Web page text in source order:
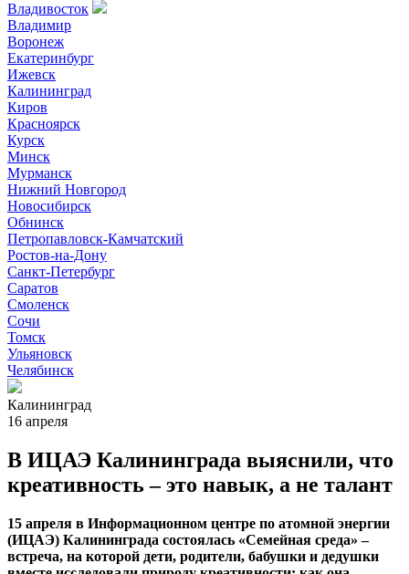
Владивосток
Владимир
Воронеж
Екатеринбург
Ижевск
Калининград
Киров
Красноярск
Курск
Минск
Мурманск
Нижний Новгород
Новосибирск
Обнинск
Петропавловск-Камчатский
Ростов-на-Дону
Санкт-Петербург
Саратов
Смоленск
Сочи
Томск
Ульяновск
Челябинск
Калининград
16 апреля
В ИЦАЭ Калининграда выяснили, что
креативность – это навык, а не талант
15 апреля в Информационном центре по атомной энергии
(ИЦАЭ) Калининграда состоялась «Семейная среда» –
встреча, на которой дети, родители, бабушки и дедушки